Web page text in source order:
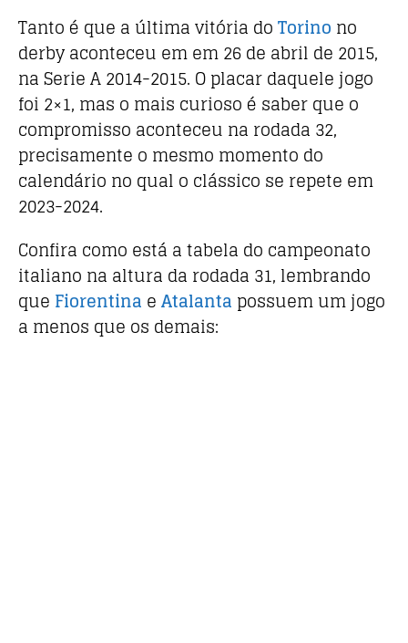
Tanto é que a última vitória doTorino no
derby aconteceu em em 26 de abril de 2015,
na Serie A 2014-2015. O placar daquele jogo
foi 2×1, mas o mais curioso é saber que o
compromisso aconteceu na rodada 32,
precisamente o mesmo momento do
calendário no qual o clássico se repete em
2023-2024.
Confira como está a tabela do campeonato
italiano na altura da rodada 31, lembrando
que Fiorentina eAtalanta possuem um jogo
a menos que os demais: